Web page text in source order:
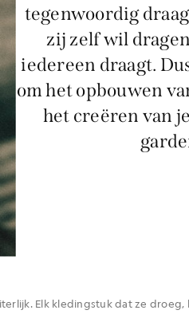
tegenwoordig
zij zelf wil
iedereen draagt.
om het opbouwen
het creëren van
Elk kledingstuk dat ze